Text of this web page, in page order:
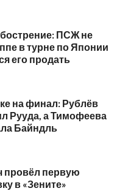
ПСЖ не
в турне по Японии
его продать
на финал: Рублёв
Рууда, а Тимофеева
Байндль
провёл первую
в «Зените»